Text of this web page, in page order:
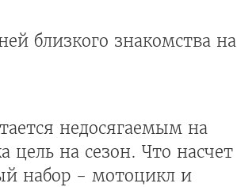
близкого знакомства на
недосягаемым на
на сезон. Что насчет
набор - мотоцикл и